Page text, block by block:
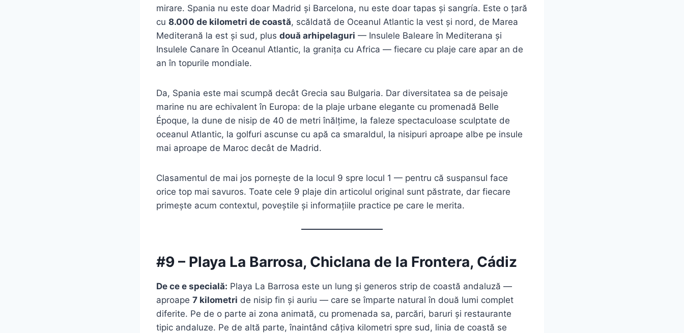
mirare. Spania nu este doar Madrid și Barcelona, nu este doar tapas și sangría. Este o țară
cu 8.000 de kilometri de coastă, scăldată de Oceanul Atlantic la vest și nord, de Marea
Mediterană la est și sud, plus două arhipelaguri — Insulele Baleare în Mediterana și
Insulele Canare în Oceanul Atlantic, la granița cu Africa — fiecare cu plaje care apar an de
an în topurile mondiale.
Da, Spania este mai scumpă decât Grecia sau Bulgaria. Dar diversitatea sa de peisaje
marine nu are echivalent în Europa: de la plaje urbane elegante cu promenadă Belle
Époque, la dune de nisip de 40 de metri înălțime, la faleze spectaculoase sculptate de
oceanul Atlantic, la golfuri ascunse cu apă ca smaraldul, la nisipuri aproape albe pe insule
mai aproape de Maroc decât de Madrid.
Clasamentul de mai jos pornește de la locul 9 spre locul 1 — pentru că suspansul face
orice top mai savuros. Toate cele 9 plaje din articolul original sunt păstrate, dar fiecare
primește acum contextul, poveștile și informațiile practice pe care le merita.
#9 – Playa La Barrosa, Chiclana de la Frontera, Cádiz
De ce e specială: Playa La Barrosa este un lung și generos strip de coastă andaluză —
aproape 7 kilometri de nisip fin și auriu — care se împarte natural în două lumi complet
diferite. Pe de o parte ai zona animată, cu promenada sa, parcări, baruri și restaurante
tipic andaluze. Pe de altă parte, înaintând câțiva kilometri spre sud, linia de coastă se